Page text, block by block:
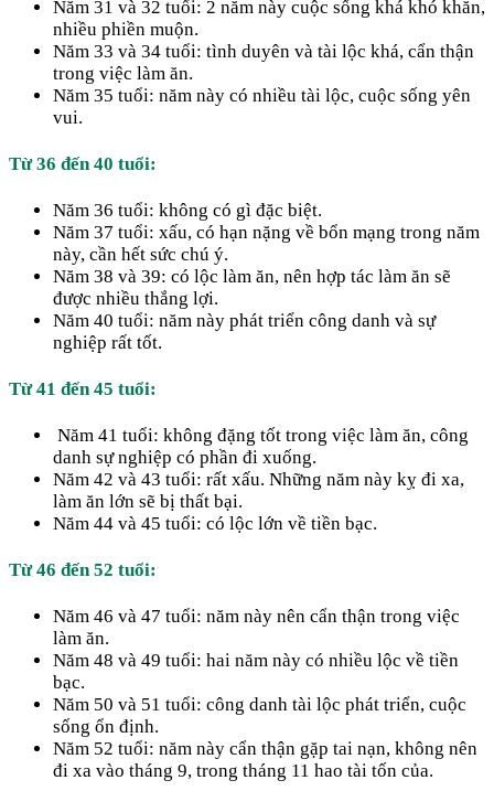
Năm 31 và 32 tuổi: 2 năm này cuộc sống khá khó khăn,
nhiều phiền muộn.
Năm 33 và 34 tuổi: tình duyên và tài lộc khá, cẩn thận
trong việc làm ăn.
Năm 35 tuổi: năm này có nhiều tài lộc, cuộc sống yên
vui.
Từ 36 đến 40 tuổi:
Năm 36 tuổi: không có gì đặc biệt.
Năm 37 tuổi: xấu, có hạn nặng về bổn mạng trong năm
này, cần hết sức chú ý.
Năm 38 và 39: có lộc làm ăn, nên hợp tác làm ăn sẽ
được nhiều thắng lợi.
Năm 40 tuổi: năm này phát triển công danh và sự
nghiệp rất tốt.
Từ 41 đến 45 tuổi:
Năm 41 tuổi: không đặng tốt trong việc làm ăn, công
danh sự nghiệp có phần đi xuống.
Năm 42 và 43 tuổi: rất xấu. Những năm này kỵ đi xa,
làm ăn lớn sẽ bị thất bại.
Năm 44 và 45 tuổi: có lộc lớn về tiền bạc.
Từ 46 đến 52 tuổi:
Năm 46 và 47 tuổi: năm này nên cẩn thận trong việc
làm ăn.
Năm 48 và 49 tuổi: hai năm này có nhiều lộc về tiền
bạc.
Năm 50 và 51 tuổi: công danh tài lộc phát triển, cuộc
sống ổn định.
Năm 52 tuổi: năm này cẩn thận gặp tai nạn, không nên
đi xa vào tháng 9, trong tháng 11 hao tài tốn của.